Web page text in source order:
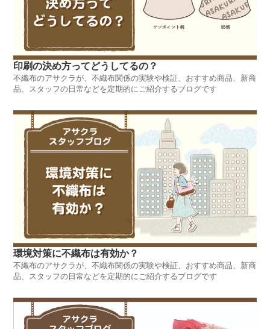
印刷の決め方ってどうしてるの？
不織布のアサクラが、不織布関係の実験や検証、おすすめ商品、新商
品、スタッフの日常などを定期的にご紹介するブログです
環境対策に不織布は有効か？
不織布のアサクラが、不織布関係の実験や検証、おすすめ商品、新商
品、スタッフの日常などを定期的にご紹介するブログです